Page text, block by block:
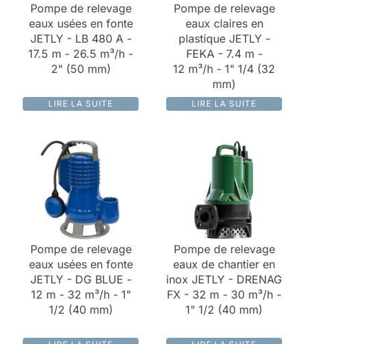
Pompe de relevage
eaux usées en fonte
JETLY - LB 480 A -
17.5 m - 26.5 m³/h -
2" (50 mm)
LIRE LA SUITE
Pompe de relevage
eaux claires en
plastique JETLY -
FEKA - 7.4 m -
12 m³/h - 1" 1/4 (32
mm)
LIRE LA SUITE
Pompe de relevage
eaux usées en fonte
JETLY - DG BLUE -
12 m - 32 m³/h - 1"
1/2 (40 mm)
Pompe de relevage
eaux de chantier en
inox JETLY - DRENAG
FX - 32 m - 30 m³/h -
1" 1/2 (40 mm)